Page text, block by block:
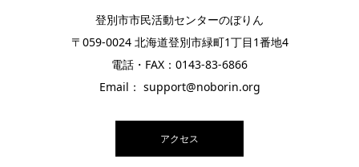
登別市市民活動センターのぼりん
〒059-0024 北海道登別市緑町1丁目1番地4
電話・FAX：0143-83-6866
Email： support@noborin.org
アクセス